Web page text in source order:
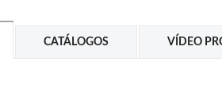
CATÁLOGOS VÍDEO